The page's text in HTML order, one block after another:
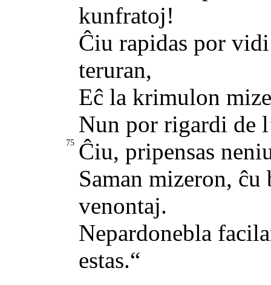
kunfratoj!
Ĉiu rapidas por
teruran,
Eĉ la krimulon
Nun por rigardi de
Ĉiu, pripensas
75
Saman mizeron,
venontaj.
Nepardonebla
estas.“